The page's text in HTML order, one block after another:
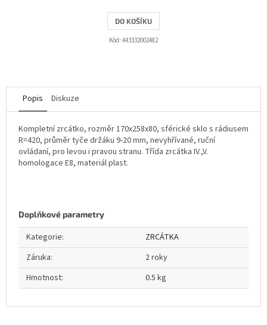
DO KOŠÍKU
Kód: 443332002482
Popis Diskuze
Kompletní zrcátko, rozměr 170x258x80, sférické sklo s rádiusem
R=420, průměr tyče držáku 9-20 mm, nevyhřívané, ruční
ovládaní, pro levou i pravou stranu. Třída zrcátka IV.,V.
homologace E8, materiál plast.
Doplňkové parametry
Kategorie:
ZRCÁTKA
Záruka:
2 roky
Hmotnost: 0.5 kg